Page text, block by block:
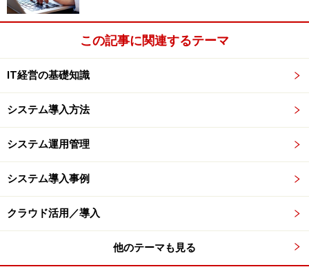
カードの不正利用があるとどうなる
自分のカードが不正利用されても第三者による不正利用
が認められればカード会社が全額補償してくれることに
なっています。ところがネットショップになると話が変
ってきます。
本人になりすましてネットショップで不正利用されたカ
らの補償はなく、ネットショップの負担になります。つ
まりネットショップが損をこうむります。
”そんなご無体な”と言ってもカード会社との契約書にチ
ャージバックと書かれていると、契約に同意したことに
この記事に関連するテーマ
IT経営の基礎知識
システム導入方法
システム運用管理
システム導入事例
クラウド活用／導入
他のテーマも見る